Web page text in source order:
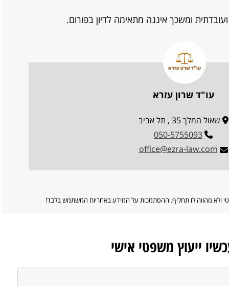
ומשכך איננה מתאימה לדיון בפורום.
עו"ד שרון עזרא
שאול המלך 35 , תל אביב
050-5755093
office@ezra-law.com
ולא מהווה לו תחליף. ההסתמכות על המידע באחריות המשתמש בלבד!
ייעוץ משפטי אישי